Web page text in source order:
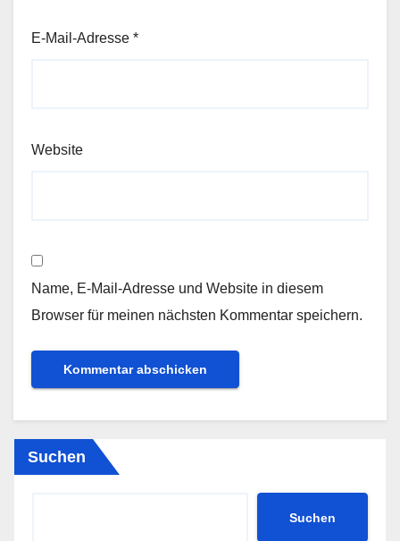
E-Mail-Adresse *
Website
Name, E-Mail-Adresse und Website in diesem
Browser für meinen nächsten Kommentar speichern.
Suchen
Suchen